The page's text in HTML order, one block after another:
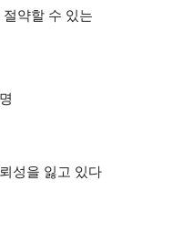
약할 수 있는
성을 잃고 있다